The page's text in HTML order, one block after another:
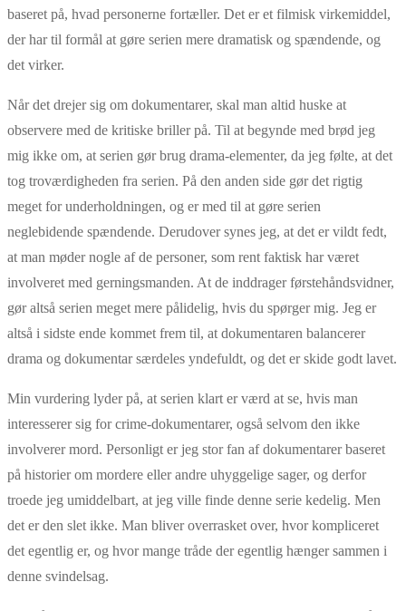
baseret på, hvad personerne fortæller. Det er et filmisk virkemiddel,
der har til formål at gøre serien mere dramatisk og spændende, og
det virker.
Når det drejer sig om dokumentarer, skal man altid huske at
observere med de kritiske briller på. Til at begynde med brød jeg
mig ikke om, at serien gør brug drama-elementer, da jeg følte, at det
tog troværdigheden fra serien. På den anden side gør det rigtig
meget for underholdningen, og er med til at gøre serien
neglebidende spændende. Derudover synes jeg, at det er vildt fedt,
at man møder nogle af de personer, som rent faktisk har været
involveret med gerningsmanden. At de inddrager førstehåndsvidner,
gør altså serien meget mere pålidelig, hvis du spørger mig. Jeg er
altså i sidste ende kommet frem til, at dokumentaren balancerer
drama og dokumentar særdeles yndefuldt, og det er skide godt lavet.
Min vurdering lyder på, at serien klart er værd at se, hvis man
interesserer sig for crime-dokumentarer, også selvom den ikke
involverer mord. Personligt er jeg stor fan af dokumentarer baseret
på historier om mordere eller andre uhyggelige sager, og derfor
troede jeg umiddelbart, at jeg ville finde denne serie kedelig. Men
det er den slet ikke. Man bliver overrasket over, hvor kompliceret
det egentlig er, og hvor mange tråde der egentlig hænger sammen i
denne svindelsag.